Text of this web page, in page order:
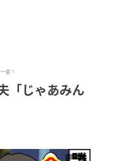
変！
「じゃあみん